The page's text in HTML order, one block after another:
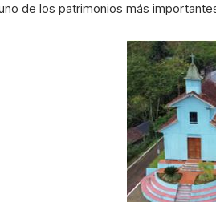
de los patrimonios más